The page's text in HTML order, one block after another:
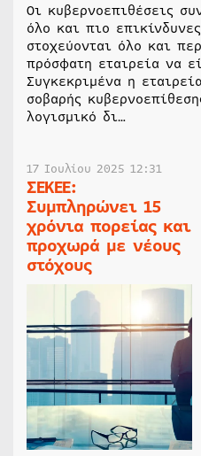
Οι κυβερνοεπιθέσεις
όλο και πιο
στοχεύονται όλο και
πρόσφατη εταιρεία να
Συγκεκριμένα η
σοβαρής
λογισμικό δι…
17 Ιουλίου 2025 12:31
ΣΕΚΕΕ:
Συμπληρώνει 15
χρόνια πορείας και
προχωρά με νέους
στόχους